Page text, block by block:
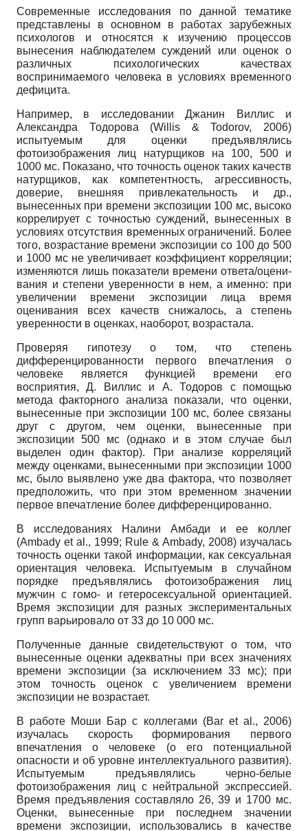
Современные исследования по данной тематике
представлены в основном в работах зарубежных
психологов и относятся к изучению процессов
вынесения наблюдателем суж­дений или оценок о
различных психологических качествах
воспринимаемого человека в условиях временного
дефицита.
Например, в исследовании Джанин Виллис и
Александра Тодорова (Willis & Todorov, 2006)
испытуемым для оценки предъявлялись
фотоизображения лиц натурщиков на 100, 500 и
1000 мс. Показано, что точность оценок таких качеств
натурщиков, как компетентность, агрес­сивность,
доверие, внешняя привлекательность и др.,
вынесенных при времени экспозиции 100 мс, высоко
коррелирует с точностью суждений, вынесенных в
условиях отсутствия вре­менных ограничений. Более
того, возрастание времени экспозиции со 100 до 500
и 1000 мс не увеличивает коэффициент корреляции;
изменяются лишь показатели времени ответа/оцени­
вания и степени уверенности в нем, а именно: при
увеличении времени экспозиции лица время
оценивания всех качеств снижалось, а степень
уверенности в оценках, наоборот, возрастала.
Проверяя гипотезу о том, что степень
дифференцированности первого впечатления о
человеке является функцией времени его
восприятия, Д. Виллис и А. Тодоров с помощью
метода факторного анализа показали, что оценки,
вынесенные при экспозиции 100 мс, бо­лее связаны
друг с другом, чем оценки, вынесенные при
экспозиции 500 мс (однако и в этом случае был
выделен один фактор). При анализе корреляций
между оценками, вынесенны­ми при экспозиции 1000
мс, было выявлено уже два фактора, что позволяет
предположить, что при этом временном значении
первое впечатление более дифференцированно.
В исследованиях Налини Амбади и ее коллег
(Ambady et al., 1999; Rule & Ambady, 2008) изучалась
точность оценки такой информации, как сексуальная
ориентация человека. Испытуемым в случайном
порядке предъявлялись фотоизображения лиц
мужчин с гомо- и гетеросексуальной ориентацией.
Время экспозиции для разных экспериментальных
групп варьировало от 33 до 10 000 мс.
Полученные данные свидетельствуют о том, что
вынесенные оценки адекватны при всех значениях
времени экспозиции (за исключением 33 мс); при
этом точность оценок с увеличением времени
экспозиции не возрастает.
В работе Моши Бар с коллегами (Bar et al., 2006)
изучалась скорость формирования первого
впечатления о человеке (о его потенциальной
опасности и об уровне интеллекту­ального развития).
Испытуемым предъявлялись черно-белые
фотоизображения лиц с ней­тральной экспрессией.
Время предъявления составляло 26, 39 и 1700 мс.
Оценки, выне­сенные при последнем значении
времени экспозиции, использовались в качестве